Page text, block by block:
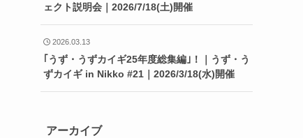
ェクト説明会｜2026/7/18(土)開催
2026.03.13
｢うず・うずカイギ25年度総集編｣！｜うず・う
ずカイギ in Nikko #21｜2026/3/18(水)開催
アーカイブ